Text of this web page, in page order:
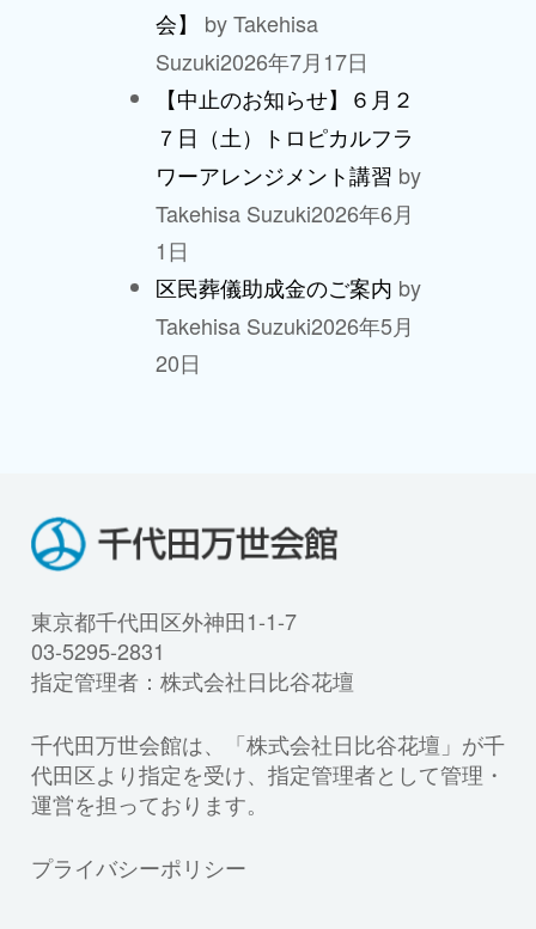
会】
by Takehisa
Suzuki2026年7月17日
【中止のお知らせ】６月２
７日（土）トロピカルフラ
ワーアレンジメント講習 by
Takehisa Suzuki2026年6月
1日
区民葬儀助成金のご案内 by
Takehisa Suzuki2026年5月
20日
東京都千代田区外神田1-1-7
03-5295-2831
指定管理者：株式会社日比谷花壇
千代田万世会館は、「株式会社日比谷花壇」が千
代田区より指定を受け、指定管理者として管理・
運営を担っております。
プライバシーポリシー